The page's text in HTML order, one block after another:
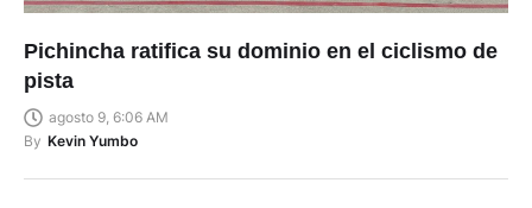
Pichincha ratifica su dominio en el ciclismo de
pista
agosto 9, 6:06 AM
By Kevin Yumbo